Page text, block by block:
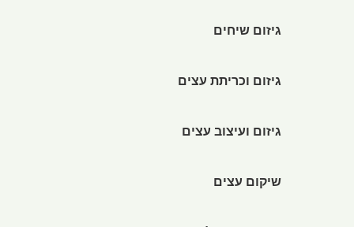
גיזום שיחים
גיזום וכריתת עצים
גיזום ועיצוב עצים
שיקום עצים